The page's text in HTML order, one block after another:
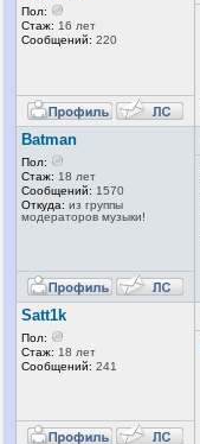
Пол:
Стаж: 16 лет
Сообщений: 220
Batman
Пол:
Стаж: 18 лет
Сообщений: 1570
Откуда: из группы
модераторов музыки!
Satt1k
Пол:
Стаж: 18 лет
Сообщений: 241